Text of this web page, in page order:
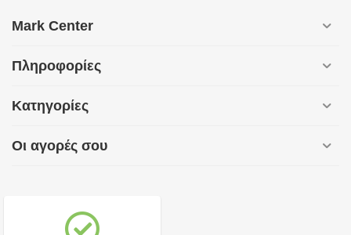
Mark Center
Πληροφορίες
Κατηγορίες
Οι αγορές σου